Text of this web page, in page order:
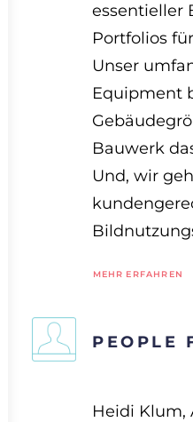
essentieller
Portfolios
Unser
Equipment
Bauwerk
Und, wir
MEHR ERFAHREN
PEOPLE
Heidi Klum,